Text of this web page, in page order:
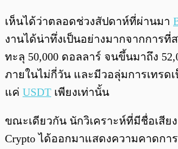
พร้อมเล่น
เห็นได้ว่าตลอดช่วงสัปดาห์ที่ผ่านมา
งานได้น่าทึ่งเป็นอย่างมากจากการที่
ทะลุ 50,000 ดอลลาร์ จนขึ้นมาถึง
ภายในไม่กี่วัน และมีวอลุ่มการเทรดเ
แค่ USDT เพียงเท่านั้น
ขณะเดียวกัน นักวิเคราะห์ที่มีชื่อเสียง
Crypto ได้ออกมาแสดงความคาดกา